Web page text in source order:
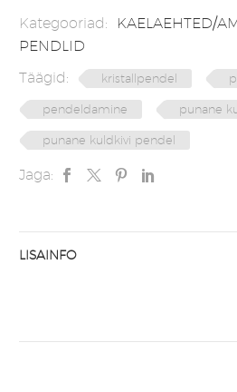
Kategooriad: KAELAEHTED/
PENDLID
Täägid:
kristallpendel
pendeldamine punane
punane kuldkivi pendel
Jaga:
LISAINFO